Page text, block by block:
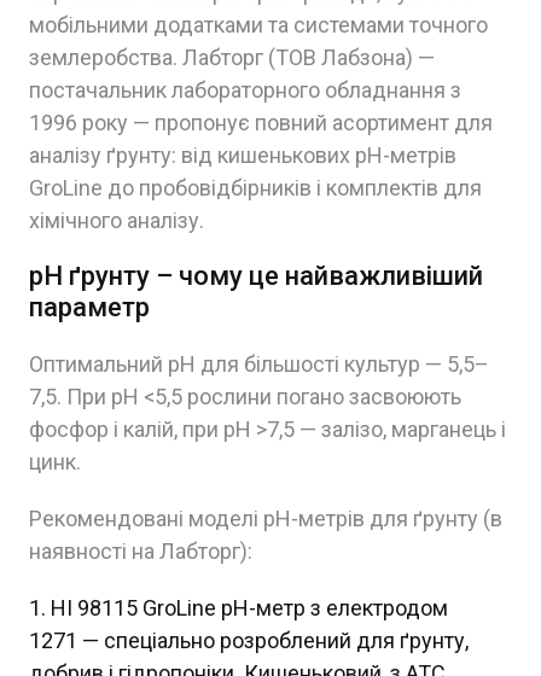
мобільними додатками та системами точного
землеробства. Лабторг (ТОВ Лабзона) —
постачальник лабораторного обладнання з
1996 року — пропонує повний асортимент для
аналізу ґрунту: від кишенькових pH-метрів
GroLine до пробовідбірників і комплектів для
хімічного аналізу.
pH ґрунту – чому це найважливіший
параметр
Оптимальний pH для більшості культур — 5,5–
7,5. При pH <5,5 рослини погано засвоюють
фосфор і калій, при pH >7,5 — залізо, марганець і
цинк.
Рекомендовані моделі pH-метрів для ґрунту (в
наявності на Лабторг):
HI 98115 GroLine pH-метр з електродом
1271 — спеціально розроблений для ґрунту,